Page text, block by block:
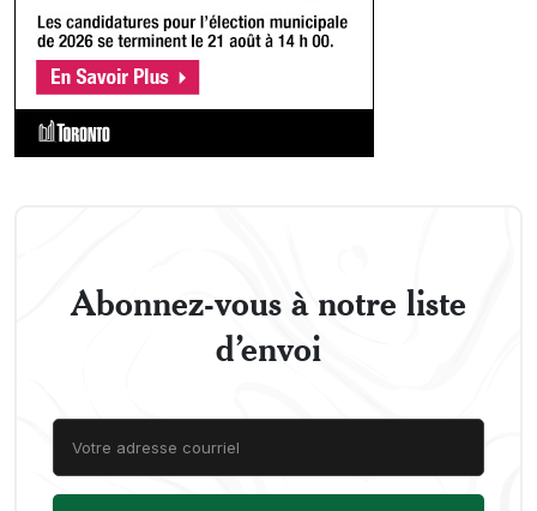
Abonnez-vous à notre liste
d’envoi